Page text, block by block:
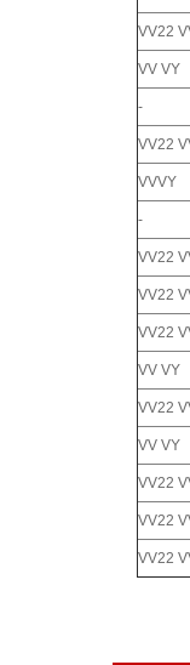
VV22
VV VY
-
VV22
VVVY
-
VV22
VV22
VV22
VV VY
VV22
VV VY
VV22
VV22
VV22